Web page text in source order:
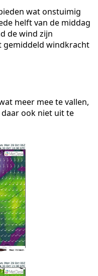
wat onstuimig
helft van de middag
de wind zijn
gemiddeld windkracht
meer mee te vallen,
ook niet uit te